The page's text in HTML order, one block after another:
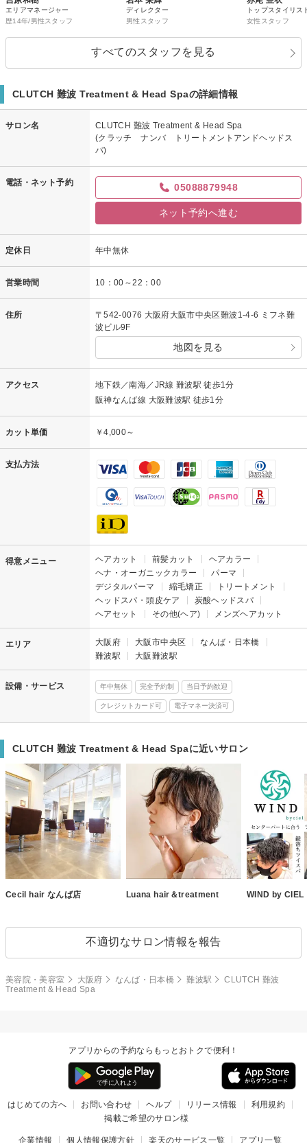
エリアマネージャー
歴14年/男性スタッフ
ディレクター
男性スタッフ
トップスタイリス
女性スタッフ
すべてのスタッフを見る
CLUTCH 難波 Treatment & Head Spaの詳細情報
サロン名
CLUTCH 難波 Treatment & Head Spa
(クラッチ ナンバ トリートメントアンドヘッドス
パ)
電話・ネット予約 05088879948
ネット予約へ進む
定休日 年中無休
営業時間 10：00～22：00
住所
〒542-0076 大阪府大阪市中央区難波1-4-6 ミフネ難
波ビル9F
地図を見る
アクセス
地下鉄／南海／JR線 難波駅 徒歩1分
阪神なんば線 大阪難波駅 徒歩1分
カット単価 ￥4,000～
支払方法
得意メニュー ヘアカット 前髪カット
ヘアカラー
ヘナ・オーガニックカラー
パーマ
デジタルパーマ
縮毛矯正
トリートメント
ヘッドスパ・頭皮ケア
炭酸ヘッドスパ
ヘアセット
その他(ヘア) メンズヘアカット
エリア 大阪府 大阪市中央区
なんば・日本橋
難波駅
大阪難波駅
設備・サービス 年中無休 完全予約制 当日予約歓迎
クレジットカード可 電子マネー決済可
CLUTCH 難波 Treatment & Head Spaに近いサロン
Cecil hair なんば店 Luana hair＆treatment WIND by CIEL
不適切なサロン情報を報告
美容院・美容室 大阪府 なんば・日本橋 難波駅
CLUTCH 難波
Treatment & Head Spa
アプリからの予約ならもっとおトクで便利！
はじめての方へ お問い合わせ ヘルプ リリース情報
利用規約
掲載ご希望のサロン様
企業情報 個人情報保護方針 楽天のサービス一覧 アプリ一覧